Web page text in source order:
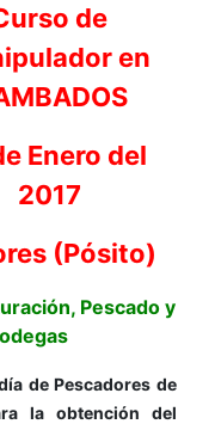
de
en
Enero del
2017
(Pósito)
Pescado y
de Pescadores de
la obtención del